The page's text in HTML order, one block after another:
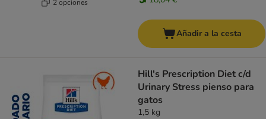
2 opciones
Añadir a la cesta
Hill's Prescription Diet c/d
Urinary Stress pienso para
gatos
1,5 kg